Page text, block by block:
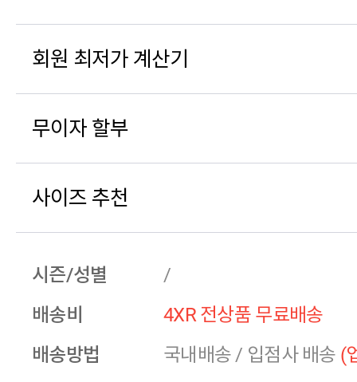
회원 최저가 계산기
무이자 할부
사이즈 추천
시즌/성별
/
배송비
4XR 전상품 무료배송
배송방법
국내배송 / 입점사 배송 (